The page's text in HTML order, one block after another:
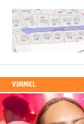
VIMMEL